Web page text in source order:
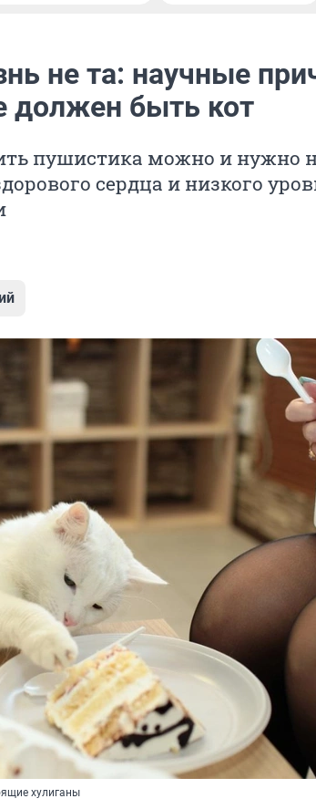
не та: научные
должен быть кот
пушистика можно и нужно
сердца и низкого
хулиганы